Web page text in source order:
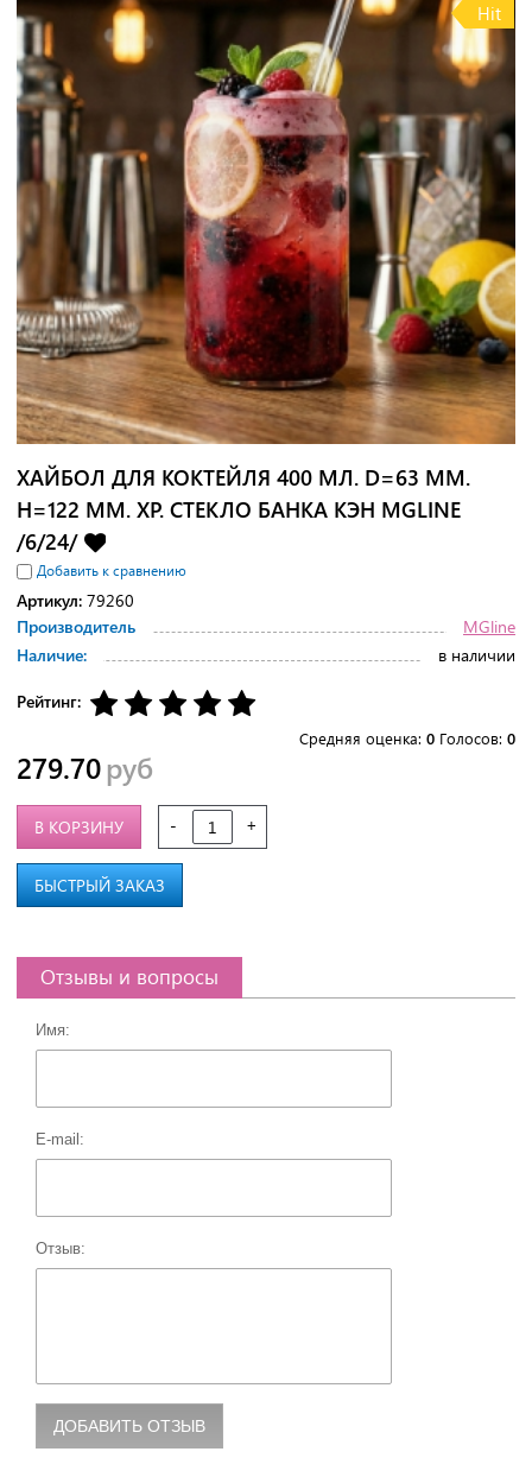
Hit
ХАЙБОЛ ДЛЯ КОКТЕЙЛЯ 400 МЛ. D=63 ММ.
H=122 ММ. ХР. СТЕКЛО БАНКА КЭН MGLINE
/6/24/
Добавить к сравнению
Артикул: 79260
Производитель
MGline
Наличие:
в наличии
Рейтинг:
Средняя оценка: 0 Голосов: 0
279.70руб
- +
В КОРЗИНУ
БЫСТРЫЙ ЗАКАЗ
Отзывы и вопросы
Имя:
E-mail:
Отзыв: